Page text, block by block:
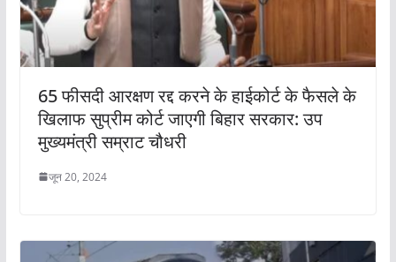
65 फीसदी आरक्षण रद्द करने के हाईकोर्ट के फैसले के
खिलाफ सुप्रीम कोर्ट जाएगी बिहार सरकार: उप
मुख्यमंत्री सम्राट चौधरी
जून 20, 2024